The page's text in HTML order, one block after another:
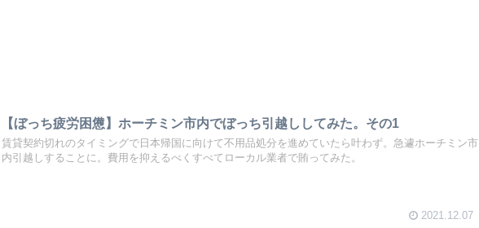
【ぼっち疲労困憊】ホーチミン市内でぼっち引越ししてみた。その1
賃貸契約切れのタイミングで日本帰国に向けて不用品処分を進めていたら叶わず。急遽ホーチミン市
内引越しすることに。費用を抑えるべくすべてローカル業者で賄ってみた。
2021.12.07